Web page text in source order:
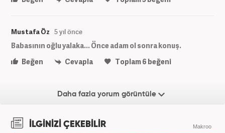
Mustafa Öz 5 yıl önce
Babasının oğlu yalaka... Önce adam ol sonra konuş.
Beğen
Cevapla Toplam6 beğeni
Daha fazla yorum görüntüle
İLGİNİZİ ÇEKEBİLİR Makroo